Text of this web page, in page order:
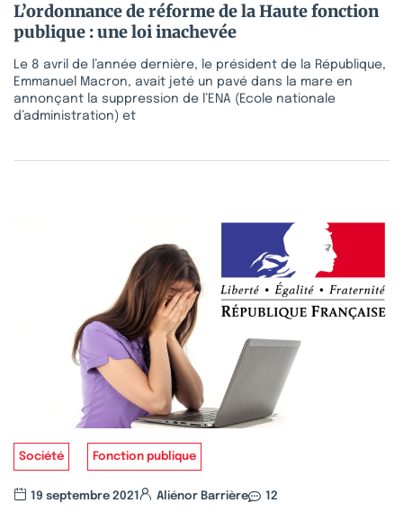
L’ordonnance de réforme de la Haute fonction
publique : une loi inachevée
Le 8 avril de l’année dernière, le président de la République,
Emmanuel Macron, avait jeté un pavé dans la mare en
annonçant la suppression de l’ENA (Ecole nationale
d’administration) et
Société Fonction publique
19 septembre 2021 Aliénor Barrière 12